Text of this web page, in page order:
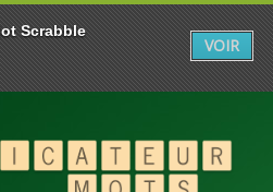
Scrabble
VOIR